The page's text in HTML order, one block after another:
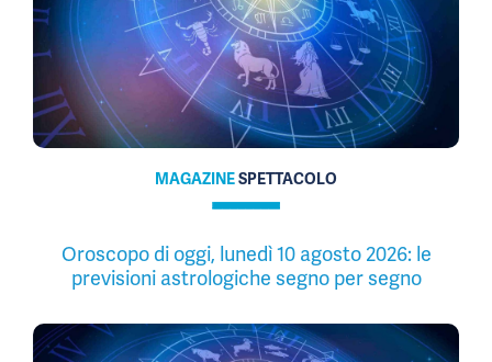
MAGAZINESPETTACOLO
Oroscopo di oggi, lunedì 10 agosto 2026: le
previsioni astrologiche segno per segno